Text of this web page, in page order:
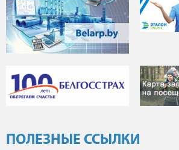
ПОЛЕЗНЫЕ ССЫЛКИ